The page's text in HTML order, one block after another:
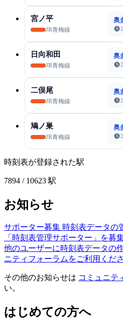
宮ノ平
JR青梅線
奥
日向和田
JR青梅線
奥
二俣尾
JR青梅線
奥
鳩ノ巣
JR青梅線
奥
時刻表が登録された駅
7894 / 10623 駅
お知らせ
サポーター募集 時刻表データの
「時刻表管理サポーター」を募
他のユーザーに時刻表データの
ニティフォーラムをご利用くださ
その他のお知らせは コミュニテ
い。
はじめての方へ